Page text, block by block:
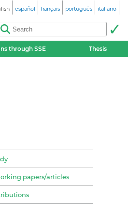
español français português italiano
through SSE Thesis
papers/articles